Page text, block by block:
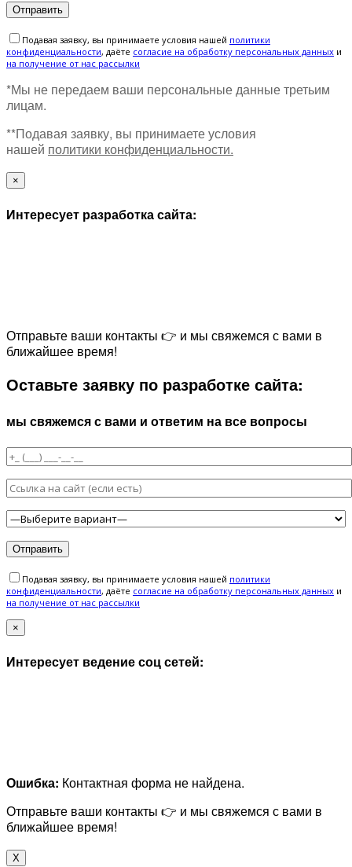
Подавая заявку, вы принимаете условия нашей политики
конфиденциальности, даёте cогласие на обработку персональных данных и
на получение от нас рассылки
*Мы не передаем ваши персональные данные третьим
лицам.
**Подавая заявку, вы принимаете условия
нашей политики конфиденциальности.
×
Интересует разработка сайта:
Отправьте ваши контакты 👉 и мы свяжемся с вами в
ближайшее время!
Оставьте заявку по разработке сайта:
мы свяжемся с вами и ответим на все вопросы
Подавая заявку, вы принимаете условия нашей политики
конфиденциальности, даёте cогласие на обработку персональных данных и
на получение от нас рассылки
×
Интересует ведение соц сетей:
Ошибка: Контактная форма не найдена.
Отправьте ваши контакты 👉 и мы свяжемся с вами в
ближайшее время!
X